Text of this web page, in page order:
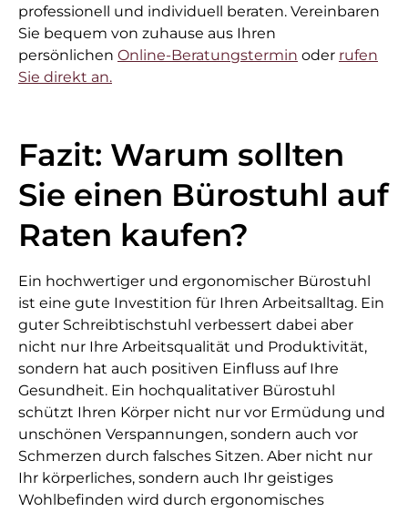
professionell und individuell beraten. Vereinbaren
Sie bequem von zuhause aus Ihren
persönlichen Online-Beratungstermin oder rufen
Sie direkt an.
Fazit: Warum sollten
Sie einen Bürostuhl auf
Raten kaufen?
Ein hochwertiger und ergonomischer Bürostuhl
ist eine gute Investition für Ihren Arbeitsalltag. Ein
guter Schreibtischstuhl verbessert dabei aber
nicht nur Ihre Arbeitsqualität und Produktivität,
sondern hat auch positiven Einfluss auf Ihre
Gesundheit. Ein hochqualitativer Bürostuhl
schützt Ihren Körper nicht nur vor Ermüdung und
unschönen Verspannungen, sondern auch vor
Schmerzen durch falsches Sitzen. Aber nicht nur
Ihr körperliches, sondern auch Ihr geistiges
Wohlbefinden wird durch ergonomisches